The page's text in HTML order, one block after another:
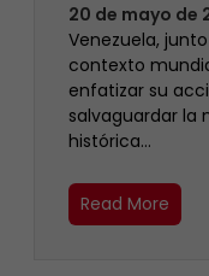
20 de mayo de
Venezuela,
contexto
enfatizar su
salvaguardar la
histórica…
Read More